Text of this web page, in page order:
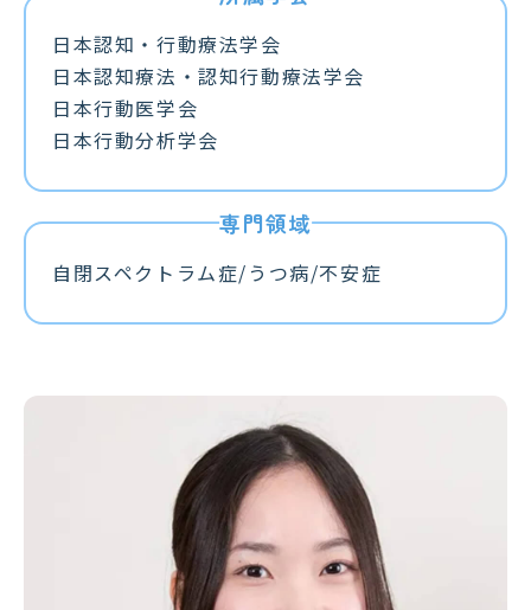
日本認知・行動療法学会
日本認知療法・認知行動療法学会
日本行動医学会
日本行動分析学会
自閉スペクトラム症/うつ病/不安症